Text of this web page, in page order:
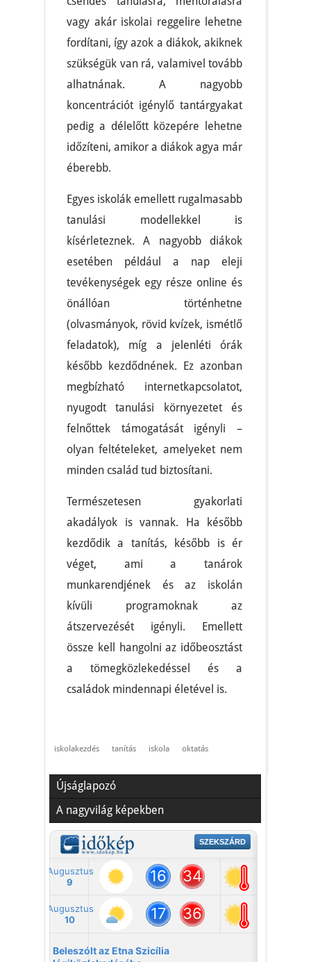
vagy akár iskolai reggelire lehetne
fordítani, így azok a diákok, akiknek
szükségük van rá, valamivel tovább
alhatnának. A nagyobb
koncentrációt igénylő tantárgyakat
pedig a délelőtt közepére lehetne
időzíteni, amikor a diákok agya már
éberebb.
Egyes iskolák emellett rugalmasabb
tanulási modellekkel is
kísérleteznek. A nagyobb diákok
esetében például a nap eleji
tevékenységek egy része online és
önállóan történhetne
(olvasmányok, rövid kvízek, ismétlő
feladatok), míg a jelenléti órák
később kezdődnének. Ez azonban
megbízható internetkapcsolatot,
nyugodt tanulási környezetet és
felnőttek támogatását igényli –
olyan feltételeket, amelyeket nem
minden család tud biztosítani.
Természetesen gyakorlati
akadályok is vannak. Ha később
kezdődik a tanítás, később is ér
véget, ami a tanárok
munkarendjének és az iskolán
kívüli programoknak az
átszervezését igényli. Emellett
össze kell hangolni az időbeosztást
a tömegközlekedéssel és a
családok mindennapi életével is.
iskolakezdés tanítás iskola oktatás
Újságlapozó
A nagyvilág képekben